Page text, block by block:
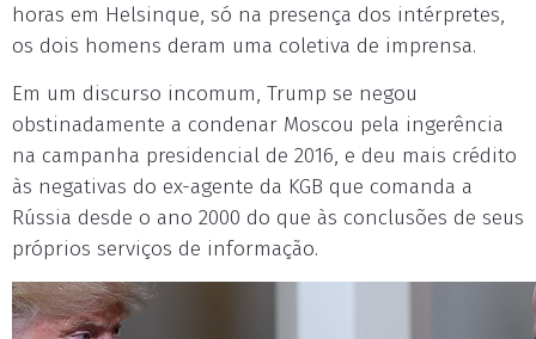
horas em Helsinque, só na presença dos intérpretes,
os dois homens deram uma coletiva de imprensa.
Em um discurso incomum, Trump se negou
obstinadamente a condenar Moscou pela ingerência
na campanha presidencial de 2016, e deu mais crédito
às negativas do ex-agente da KGB que comanda a
Rússia desde o ano 2000 do que às conclusões de seus
próprios serviços de informação.